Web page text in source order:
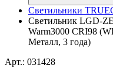
Светильники
Светильник LGD-
Warm3000 CRI98
Металл, 3 года)
Арт.: 031428